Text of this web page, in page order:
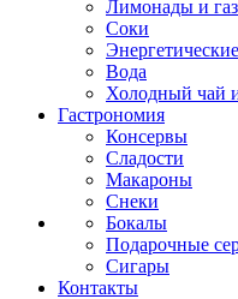
Лимонады и
Соки
Вода
Холодный чай
Гастрономия
Консервы
Сладости
Макароны
Снеки
Бокалы
Подарочные
Сигары
Контакты